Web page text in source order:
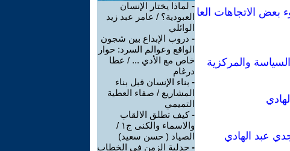
بعض الاتجاهات العا
والمركزية
عبد الهادي
- لماذا يختار الإنسان
العبودية؟ / عامر عبد زيد
الوائلي
- دروب الإبداع بين شجون
الواقع وعوالم السرد: حوار
خاص مع الأدي ... / عطا
درغام
- بناء الإنسان قبل بناء
المشاريع / صفاء العطية
التميمي
-كيف تطلق الالقاب
والاسماء والكنى ج١ /
الصياد ‏( حسن سعيد‏)
- جدلية الزمن في الخطاب